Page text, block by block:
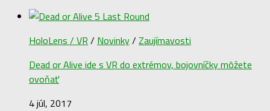
HoloLens / VR / Novinky/ Zaujímavosti
Dead or Alive ide s VR do extrémov, bojovníčky môžete
ovoňať
4 júl, 2017